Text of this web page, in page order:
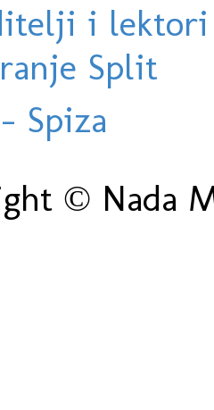
i
Split
Spiza
© Nada